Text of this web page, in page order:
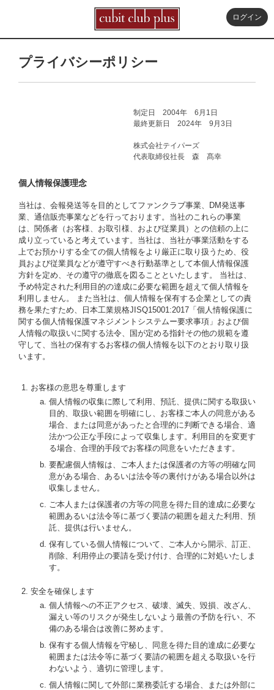
ログイン
プライバシーポリシー
制定日 2004年 6月1日
最終更新日 2024年 9月3日
株式会社テイパーズ
代表取締役社長 森 髙幸
個人情報保護理念
当社は、会報発送等を目的としてファンクラブ事業、DM発送事
業、通信販売事業などを行っております。当社のこれらの事業
は、関係者（お客様、お取引様、および従業員）との信頼の上に
成り立っていると考えています。当社は、当社が事業活動をする
上でお預かりする全ての個人情報をより厳正に取り扱うため、役
員および従業員などが遵守すべき行動基準として本個人情報保護
方針を定め、その遵守の徹底を図ることといたします。 当社は、
予め特定された利用目的の達成に必要な範囲を超えて個人情報を
利用しません。 また当社は、個人情報を保有する企業としての責
務を果たすため、日本工業規格JISQ15001:2017「個人情報保護に
関する個人情報保護マネジメントシステムー要求事項」および個
人情報の取扱いに関する法令、国が定める指針その他の規範を遵
守して、当社の保有するお客様の個人情報を以下のとおり取り扱
います。
お客様の意思を尊重します
個人情報の収集に際して利用、預託、提供に関する取扱い
目的、取扱い範囲を明確にし、お客様ご本人の同意がある
場合、または同意があったと合理的に判断できる場合、適
法かつ公正な手段によって収集します。利用目的を変更す
る場合、合理的手段でお客様の同意をいただきます。
要配慮個人情報は、ご本人または保護者の方等の明確な同
意がある場合、あるいは法令等の裏付けがある場合以外は
収集しません。
ご本人または保護者の方等の同意を得た目的達成に必要な
範囲あるいは法令等に基づく要請の範囲を超えた利用、預
託、提供は行いません。
保有している個人情報について、ご本人から開示、訂正、
削除、利用停止の要請を受け付け、合理的に対処いたしま
す。
安全を確保します
個人情報への不正アクセス、破壊、滅失、毀損、改ざん、
漏えい等のリスクが発生しないよう最善の予防を行い、不
備のある場合は改善に努めます。
保有する個人情報を守秘し、同意を得た目的達成に必要な
範囲または法令等に基づく要請の範囲を超える取扱いを行
わないよう、適切に管理します。
個人情報に関して外部に業務委託する場合、または外部に